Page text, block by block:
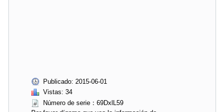
Publicado: 2015-06-01
Vistas: 34
Número de serie：69DxlL59